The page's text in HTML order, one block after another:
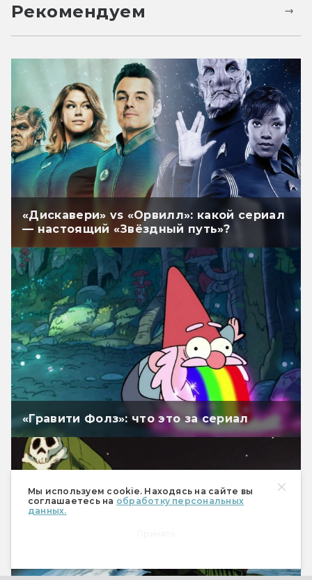
Мы используем cookie. Находясь на сайте вы
соглашаетесь на обработку персональных
данных.
Рекомендуем
«Дискавери» vs «Орвилл»: какой сериал
— настоящий «Звёздный путь»?
«Гравити Фолз»: что это за сериал